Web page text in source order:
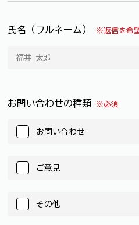
氏名（フルネーム） ※返信を希
お問い合わせの種類 ※必須
お問い合わせ
ご意見
その他